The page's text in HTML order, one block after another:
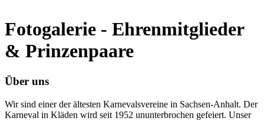
Fotogalerie - Ehrenmitglieder
& Prinzenpaare
Über uns
Wir sind einer der ältesten Karnevalsvereine in Sachsen-Anhalt. Der
Karneval in Kläden wird seit 1952 ununterbrochen gefeiert. Unser